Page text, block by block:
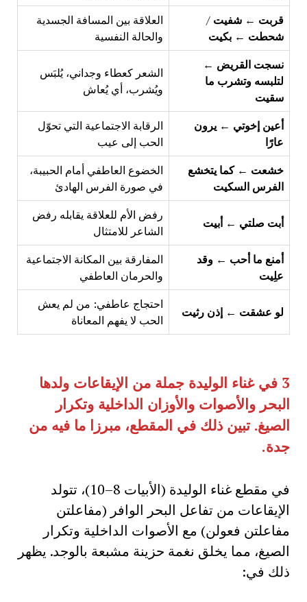
قربت ← شفيت /
شحطت ← بكيت
العلاقة بين المسافة الجسدية
والحالة النفسية
نسجت القريض ←
لتلبسه وتشرب ما
سقيت
الشعر كعطاء وجداني، يُلبَس
ويُشرب، أي يُعاش
أعين إخوتي ← يرون
عارًا
الرقابة الاجتماعية التي تحوّل
الحب إلى عيب
خشعت ← كما يتخشع
الفرس السكيت
الخضوع العاطفي أمام الحبيبة،
في صورة الفرس الهادئ
أبت صلتي ← أبيت
رفض الأم للعلاقة يقابله رفض
الشاعر للامتثال
أمنع ما أحب ← وقد
علِيت
المفارقة بين المكانة الاجتماعية
والحرمان العاطفي
لو عشقت ← إذن رثيت
احتجاج عاطفي: من لم يعش
الحب لا يفهم المعاناة
3 في غناء الوليدة جملة من الإيقاعات ولدها
البحر والأصوات والأوزان الداخلية وتكرار
الصيغ. تبين ذلك في المقطع، مبرزا ما فيه من
جدة.
في مقطع غناء الوليدة (الأبيات 8–10)، تتولد
الإيقاعات من تفاعل البحر الوافر (مفاعلتن
مفاعلتن فعولن) مع الأصوات الداخلية وتكرار
الصيغ، مما يخلق نغمة حزينة مشبعة بالوجد. يظهر
ذلك في: